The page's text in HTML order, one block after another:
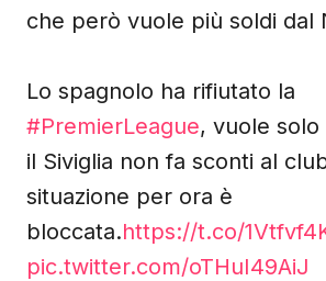
che però vuole più soldi dal
Lo spagnolo ha rifiutato la
#PremierLeague, vuole solo
il Siviglia non fa sconti al
situazione per ora è
bloccata.https://t.co/
pic.twitter.com/oTHuI49AiJ